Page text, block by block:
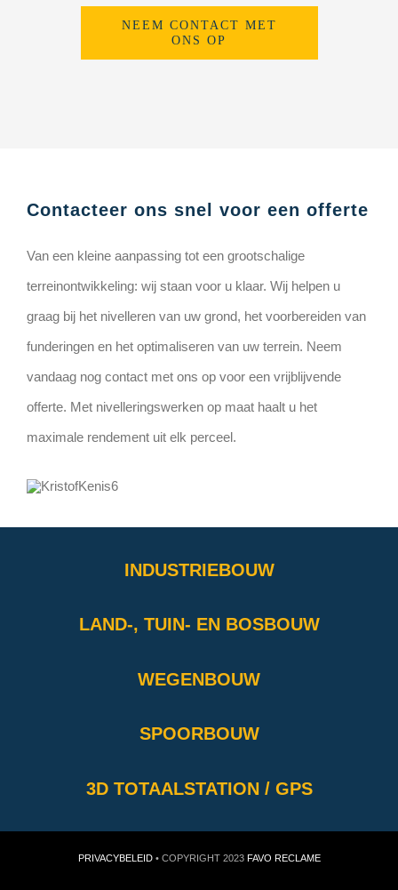
NEEM CONTACT MET
ONS OP
Contacteer ons snel voor een offerte
Van een kleine aanpassing tot een grootschalige
terreinontwikkeling: wij staan voor u klaar. Wij helpen u
graag bij het nivelleren van uw grond, het voorbereiden van
funderingen en het optimaliseren van uw terrein. Neem
vandaag nog contact met ons op voor een vrijblijvende
offerte. Met nivelleringswerken op maat haalt u het
maximale rendement uit elk perceel.
INDUSTRIEBOUW
LAND-, TUIN- EN BOSBOUW
WEGENBOUW
SPOORBOUW
3D TOTAALSTATION / GPS
PRIVACYBELEID• COPYRIGHT 2023 FAVO RECLAME